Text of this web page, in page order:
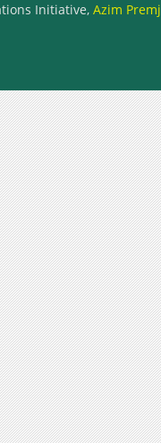
Initiative, Azim